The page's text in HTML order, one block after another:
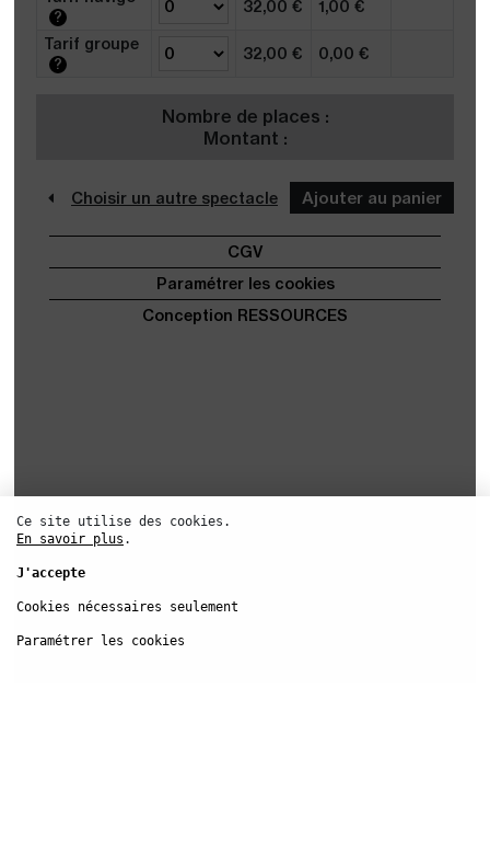
Ce site utilise des cookies.
En savoir plus .
J'accepte
Cookies nécessaires seulement
Paramétrer les cookies